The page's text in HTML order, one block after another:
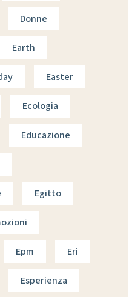
Donne
Earth
Easter
Ecologia
Educazione
Egitto
Epm Eri
Esperienza